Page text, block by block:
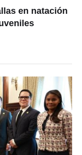
en natación